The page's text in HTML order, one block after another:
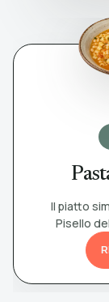
Il piatto
Pisello